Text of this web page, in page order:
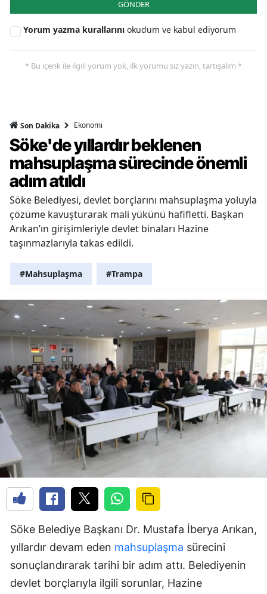
GÖNDER
Yorum yazma kurallarını okudum ve kabul ediyorum
* Bu içerik ile ilgili yorum yok, ilk yorumu siz yazın, tartışalım *
Son Dakika Ekonomi
Söke'de yıllardır beklenen
mahsuplaşma sürecinde önemli
adım atıldı
Söke Belediyesi, devlet borçlarını mahsuplaşma yoluyla
çözüme kavuşturarak mali yükünü hafifletti. Başkan
Arıkan’ın girişimleriyle devlet binaları Hazine
taşınmazlarıyla takas edildi.
#Mahsuplaşma #Trampa
Söke Belediye Başkanı Dr. Mustafa İberya Arıkan,
yıllardır devam eden mahsuplaşma sürecini
sonuçlandırarak tarihi bir adım attı. Belediyenin
devlet borçlarıyla ilgili sorunlar, Hazine